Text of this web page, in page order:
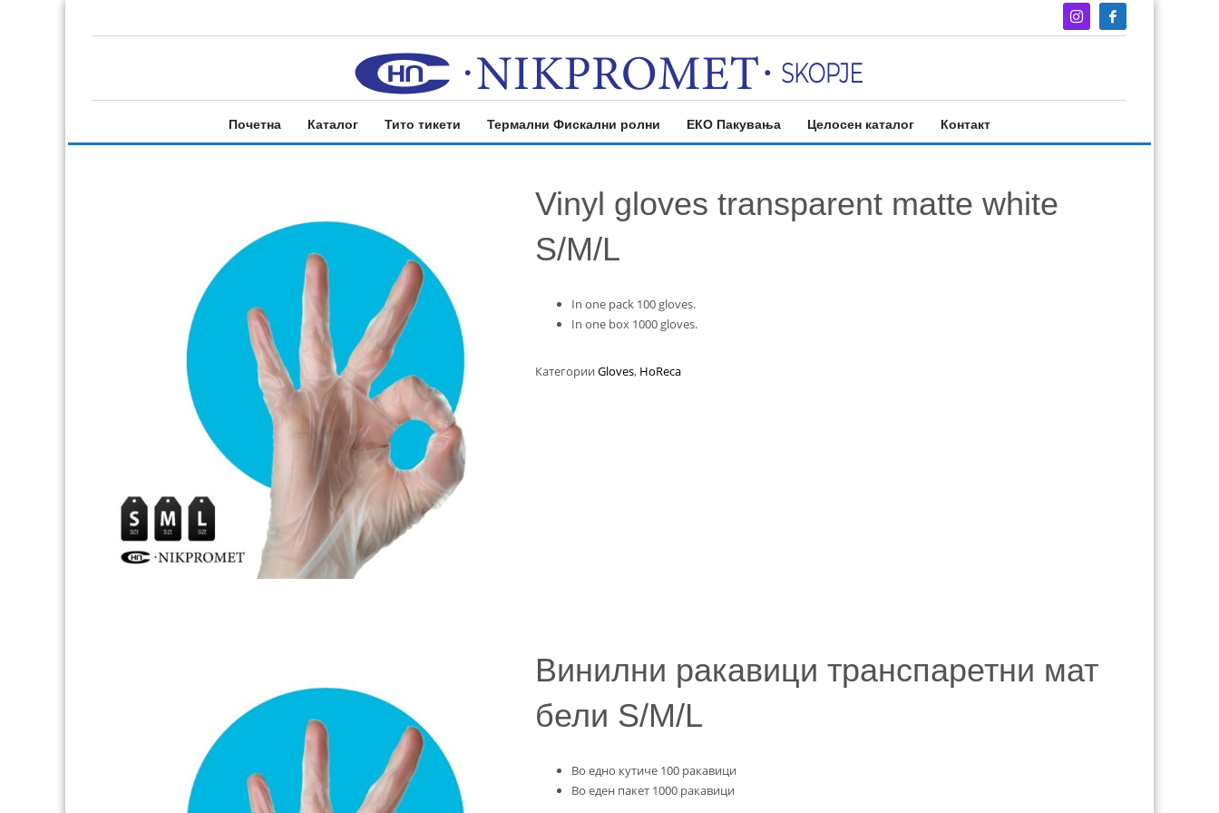
Почетна Каталог Тито тикети Термални Фискални ролни ЕКО Пакувања Целосен каталог Контакт
Vinyl gloves transparent matte white
S/M/L
In one pack 100 gloves.
In one box 1000 gloves.
Категории Gloves, HoReca
Винилни ракавици транспаретни мат
бели S/M/L
Во едно кутиче 100 ракавици
Во еден пакет 1000 ракавици